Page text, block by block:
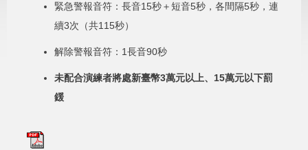
緊急警報音符：長音15秒＋短音5秒，各間隔5秒，連
續3次（共115秒）
解除警報音符：1長音90秒
未配合演練者將處新臺幣3萬元以上、15萬元以下罰
鍰